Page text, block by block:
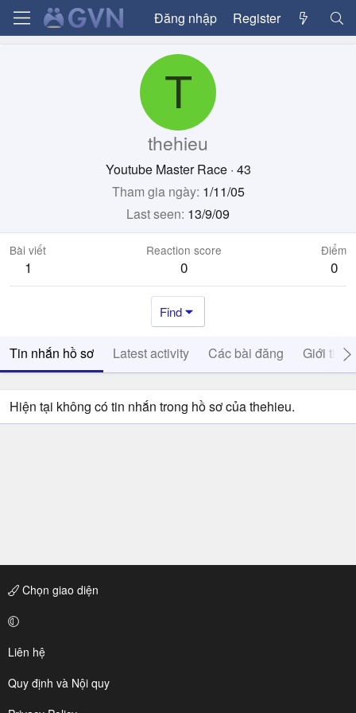
Đăng nhập Register
T
thehieu
Youtube Master Race · 43
Tham gia ngày 1/11/05
Last seen 13/9/09
Bài viết
1
Reaction score
0
Điểm
0
Find
Tin nhắn hồ sơ Latest activity Các bài đăng Giới thiệu
Hiện tại không có tin nhắn trong hồ sơ của thehieu.
Chọn giao diện
Liên hệ
Quy định và Nội quy